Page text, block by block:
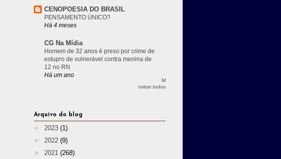
CENOPOESIA DO BRASIL
PENSAMENTO ÚNICO?
Há 4 meses
CG Na Mídia
Homem de 32 anos é preso por crime de
estupro de vulnerável contra menina de
12 no RN
Há um ano
M
ostrar todos
Arquivo do blog
► 2023 (1)
► 2022 (9)
► 2021 (268)